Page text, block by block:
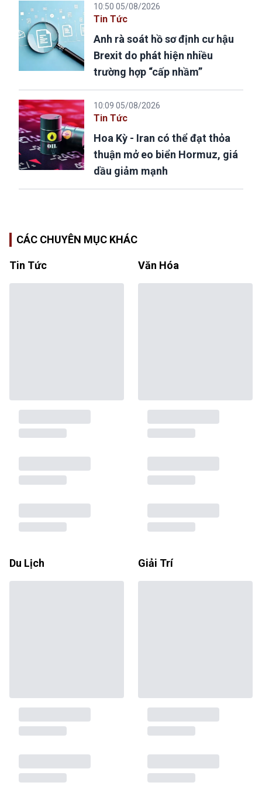
10:50 05/08/2026
Tin Tức
Anh rà soát hồ sơ định cư hậu
Brexit do phát hiện nhiều
trường hợp “cấp nhầm”
10:09 05/08/2026
Tin Tức
Hoa Kỳ - Iran có thể đạt thỏa
thuận mở eo biển Hormuz, giá
dầu giảm mạnh
CÁC CHUYÊN MỤC KHÁC
Tin Tức Văn Hóa
Du Lịch Giải Trí